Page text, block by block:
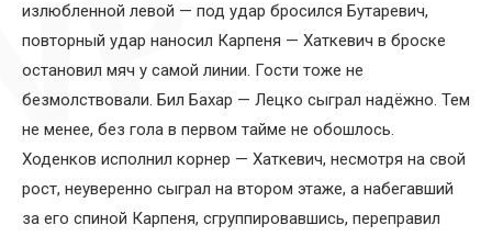
излюбленной левой — под удар бросился Бутаревич,
повторный удар наносил Карпеня — Хаткевич в броске
остановил мяч у самой линии. Гости тоже не
безмолствовали. Бил Бахар — Лецко сыграл надёжно. Тем
не менее, без гола в первом тайме не обошлось.
Ходенков исполнил корнер — Хаткевич, несмотря на свой
рост, неуверенно сыграл на втором этаже, а набегавший
за его спиной Карпеня, сгруппировавшись, переправил